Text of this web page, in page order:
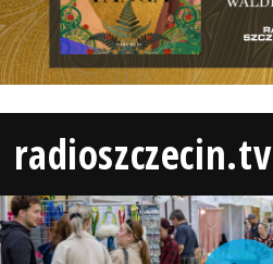
radioszczecin.tv